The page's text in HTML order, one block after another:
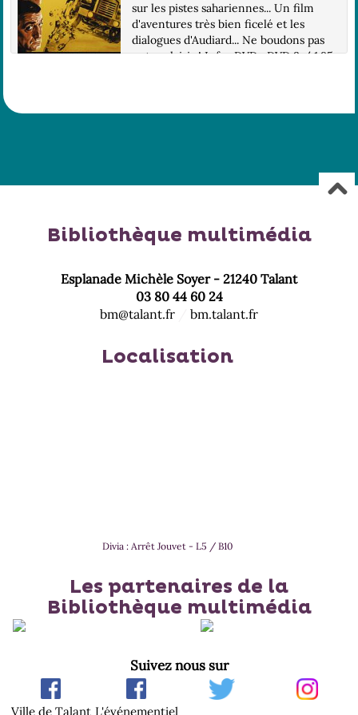
sur les pistes sahariennes... Un film
d'aventures très bien ficelé et les
dialogues d'Audiard... Ne boudons pas
notre plaisir ! Infos DVD : DVD 9 / 1.85,
Bibliothèque multimédia
Esplanade Michèle Soyer - 21240 Talant
03 80 44 60 24
bm@talant.fr
bm.talant.fr
Localisation
Divia : Arrêt Jouvet - L5 / B10
Les partenaires de la
Bibliothèque multimédia
Suivez nous sur
Ville de Talant L'événementiel